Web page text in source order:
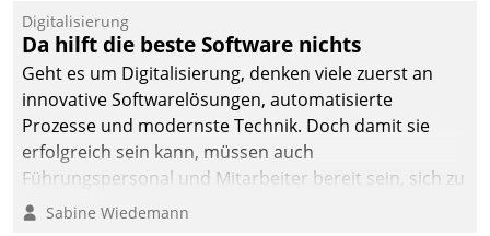
Digitalisierung
Da hilft die beste Software nichts
Geht es um Digitalisierung, denken viele zuerst an
innovative Softwarelösungen, automatisierte
Prozesse und modernste Technik. Doch damit sie
erfolgreich sein kann, müssen auch
Führungspersonal und Mitarbeiter bereit sein, sich zu
verändern und anzupassen, sonst werden sie an ihr
Sabine Wiedemann